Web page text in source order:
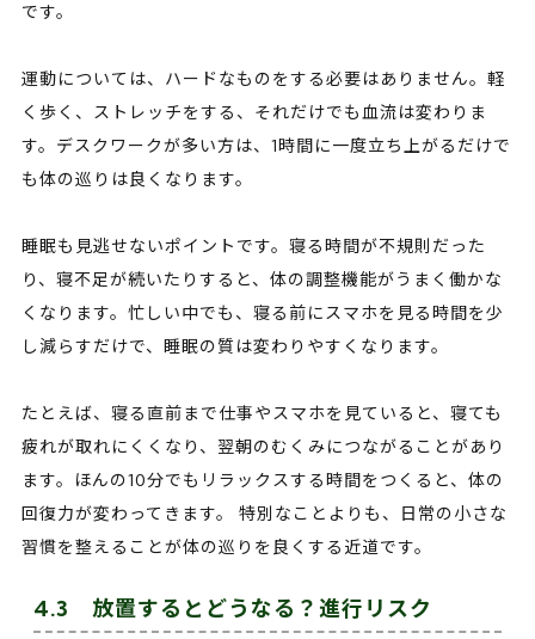
です。
運動については、ハードなものをする必要はありません。軽
く歩く、ストレッチをする、それだけでも血流は変わりま
す。デスクワークが多い方は、1時間に一度立ち上がるだけで
も体の巡りは良くなります。
睡眠も見逃せないポイントです。寝る時間が不規則だった
り、寝不足が続いたりすると、体の調整機能がうまく働かな
くなります。忙しい中でも、寝る前にスマホを見る時間を少
し減らすだけで、睡眠の質は変わりやすくなります。
たとえば、寝る直前まで仕事やスマホを見ていると、寝ても
疲れが取れにくくなり、翌朝のむくみにつながることがあり
ます。ほんの10分でもリラックスする時間をつくると、体の
回復力が変わってきます。 特別なことよりも、日常の小さな
習慣を整えることが体の巡りを良くする近道です。
4.3 放置するとどうなる？進行リスク